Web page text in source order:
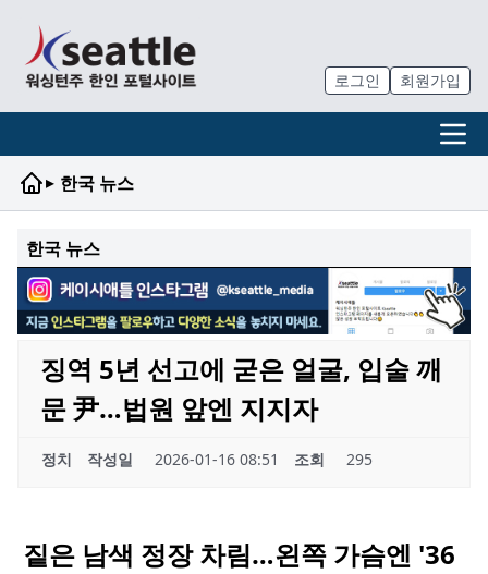
로그인 회원가입
▸ 한국 뉴스
한국 뉴스
징역 5년 선고에 굳은 얼굴, 입술 깨
문 尹…법원 앞엔 지지자
정치 작성일 2026-01-16 08:51 조회 295
짙은 남색 정장 차림…왼쪽 가슴엔 '36